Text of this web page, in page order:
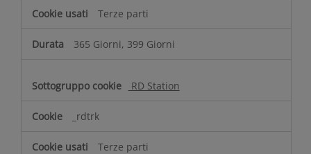
Terze parti
365 Giorni, 399 Giorni
RD Station
_rdtrk
Terze parti